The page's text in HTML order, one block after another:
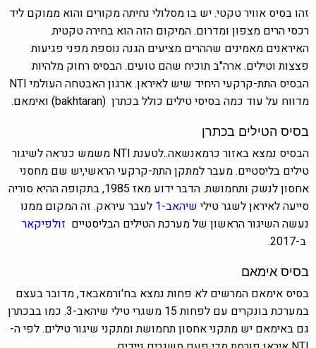
זהו בסיס אוויר טקטי. יש בו מסלולי נחיתה מקורים והוא ממוקם ליד
רכסי הרים מצפון ומדרום. המיקום הזה הוא בחירה טקטית.
האיראנים מאמינים שההרים מציעים הגנה נוספת מפני פגיעות
פצצות וטילים. ארה"ב תוכיח שהם טועים. הבסיס רחוק מלהיות
הבסיס התת-קרקעי היחיד שיש לאיראן. ארגון האבטחה העולמי NTI
מדווח על עוד כמה בסיסי טילים כולל בכתרן (bakhtaran)
ואימאם.
בסיס הטילים בכתרן
הבסיס נמצא באזור כרמאנשאה..לטענת NTI משמש כנראה לשיגור
טילים בליסטיים. מעבר למתקן התת-קרקעי הראשי,יש שם מחסני
אחסון לנשק ותחמושת. הדבר ידוע מאז 1985, בתקופה ההיא סוריה
סייעה לאיראן לשגר טילישיהאב-1 לעבר עיראק. זה המקום ממנו
נעשה השיגור הראשון של מערכת הטילים הבליסטייםזולפיקאר
ב-2017.
בסיס אימאם
בסיס אימאם המרשים לא פחות נמצא ב ח'ורמאבאד, מדוברבעצם
במערכת בונקרים עם לפחות 15 משגרי טילי
שיהאב-3.
כמו בבכתרן
גם ב אימאםיש מתקני אחסון תחמושת ומתקני שיגור טילים. לפי ה-